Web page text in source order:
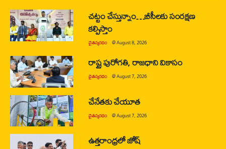
చట్టం చేస్తున్నాం…బీసీలకు సంరక్షణ
కల్పిస్తాం
చైతన్యరధం @August 8, 2026
రాష్ట్ర పురోగతి, రాజధాని వికాసం
చైతన్యరధం @August 7, 2026
చేనేతకు చేయూత
చైతన్యరధం @August 7, 2026
ఉత్తరాంధ్రలో జోష్